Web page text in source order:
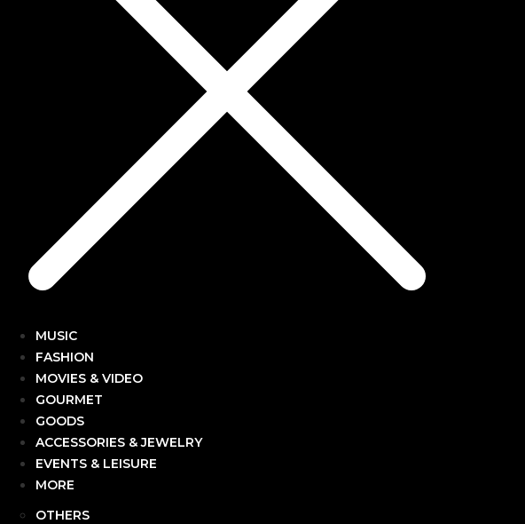
MUSIC
FASHION
MOVIES & VIDEO
GOURMET
GOODS
ACCESSORIES & JEWELRY
EVENTS & LEISURE
MORE
OTHERS